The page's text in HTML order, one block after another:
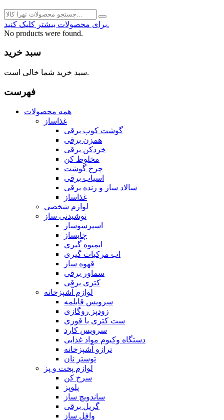
برای محصولات بیشتر کلیک کنید.
No products were found.
سبد خرید
سبد خرید شما خالی است.
فهرست
همه محصولات
غذاساز
گوشت کوب برقی
همزن برقی
خردکن برقی
مخلوط کن
چرخ گوشت
اسیاب برقی
سالاد ساز و رنده برقی
غذاساز
لوازم شخصی
نوشیدنی ساز
اسپرسوساز
چایساز
ابمیوه گیری
اب مرکبات گیری
قهوه ساز
سماور برقی
کتری برقی
لوازم آشپزخانه
سرویس قابلمه
زودپز روگازی
ست کتری با قوری
سرویس کارد
دستگاه وکیوم مواد غذایی
ترازو آشپزخانه
توستر نان
لوازم پخت و پز
سرخ کن
پلوپز
ساندویچ ساز
گریل برقی
وافل ساز